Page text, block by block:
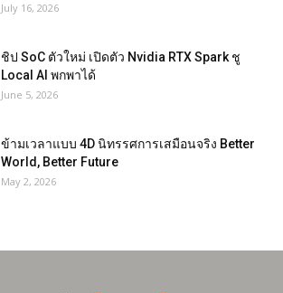
July 16, 2026
ชิป SoC ตัวใหม่ เปิดตัว Nvidia RTX Spark ชู
Local AI พกพาได้
June 5, 2026
ข้ามเวลาแบบ 4D นิทรรศการเสมือนจริง Better
World, Better Future
May 2, 2026